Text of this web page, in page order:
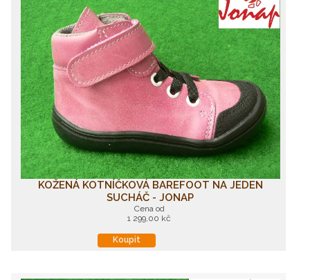
KOŽENÁ KOTNÍČKOVÁ BAREFOOT NA JEDEN
SUCHÁČ - JONAP
Cena od
1 299,00 kč
Koupit